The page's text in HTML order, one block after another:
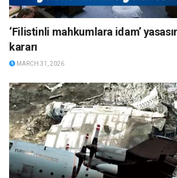
‘Filistinli mahkumlara idam’
kararı
MARCH 31, 2026